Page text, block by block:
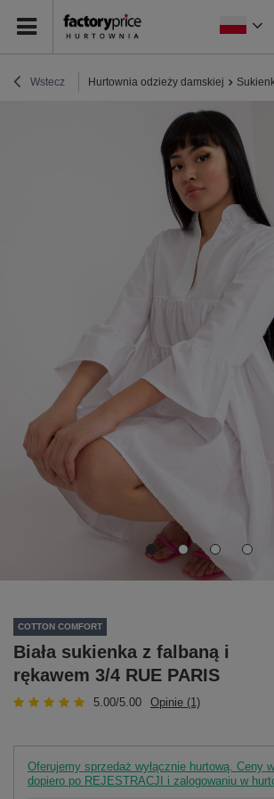
Wstecz Hurtownia odzieży damskiej
COTTON COMFORT
Biała sukienka z falbaną i
rękawem 3/4 RUE PARIS
5.00/5.00 Opinie (1)
Oferujemy sprzedaż wyłącznie hurtową. Ceny
dopiero po REJESTRACJI i zalogowaniu w